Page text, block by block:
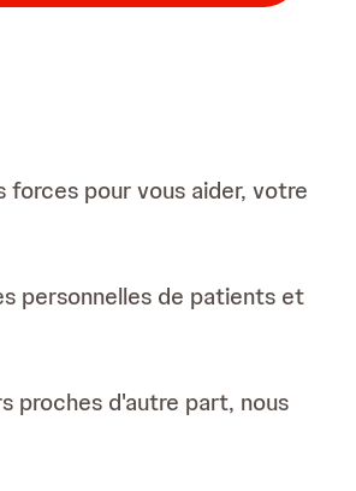
forces pour vous aider, votre
personnelles de patients et
proches d'autre part, nous